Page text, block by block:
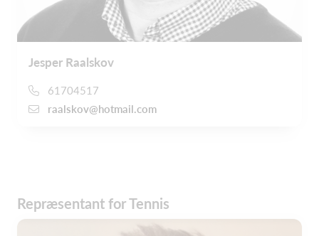
Jesper Raalskov
61704517
raalskov@hotmail.com
Repræsentant for Tennis